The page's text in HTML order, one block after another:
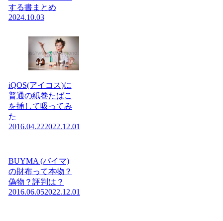
する書まとめ
2024.10.03
iQOS(アイコス)に
普通の紙巻たばこ
を挿して吸ってみ
た
2016.04.222022.12.01
BUYMA (バイマ)
の財布って本物？
偽物？評判は？
2016.06.052022.12.01